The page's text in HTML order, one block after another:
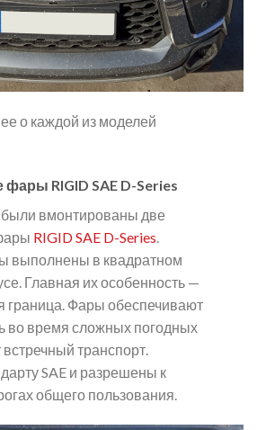
о каждой из моделей
RIGID SAE D-Series
вмонтированы две
RIGID SAE D-Series.
выполнены в квадратном
Главная их особенность —
граница. Фары обеспечивают
во время сложных погодных
транспорт.
SAE и разрешены к
общего пользования.